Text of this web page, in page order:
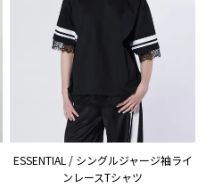
ESSENTIAL / シングルジャージ袖ライ
ンレースTシャツ